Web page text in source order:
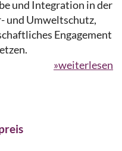
und Integration in der
und Umweltschutz,
Engagement
»weiterlesen